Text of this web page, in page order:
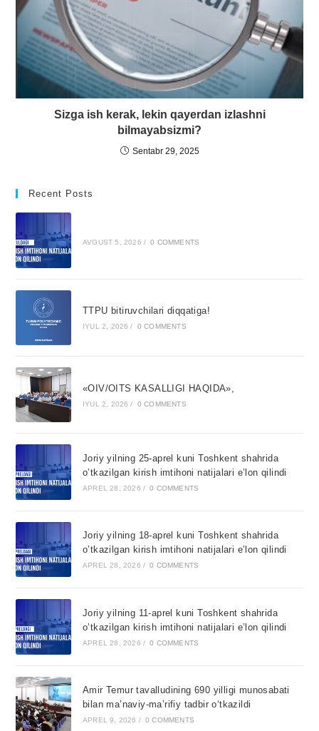
Sizga ish kerak, lekin qayerdan izlashni
bilmayabsizmi?
Sentabr 29, 2025
Recent Posts
AVGUST 5, 2026 / 0 COMMENTS
TTPU bitiruvchilari diqqatiga!
IYUL 2, 2026 / 0 COMMENTS
«OIV/OITS KASALLIGI HAQIDA»,
IYUL 2, 2026 / 0 COMMENTS
Joriy yilning 25-aprel kuni Toshkent shahrida
o’tkazilgan kirish imtihoni natijalari e’lon qilindi
APREL 28, 2026 / 0 COMMENTS
Joriy yilning 18-aprel kuni Toshkent shahrida
o’tkazilgan kirish imtihoni natijalari e’lon qilindi
APREL 28, 2026 / 0 COMMENTS
Joriy yilning 11-aprel kuni Toshkent shahrida
o’tkazilgan kirish imtihoni natijalari e’lon qilindi
APREL 28, 2026 / 0 COMMENTS
Amir Temur tavalludining 690 yilligi munosabati
bilan ma’naviy-ma’rifiy tadbir o‘tkazildi
APREL 9, 2026 / 0 COMMENTS